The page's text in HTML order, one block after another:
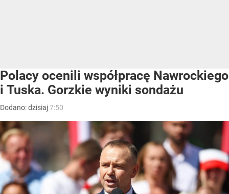
Polacy ocenili współpracę Nawrockiego
i Tuska. Gorzkie wyniki sondażu
Dodano:dzisiaj7:50